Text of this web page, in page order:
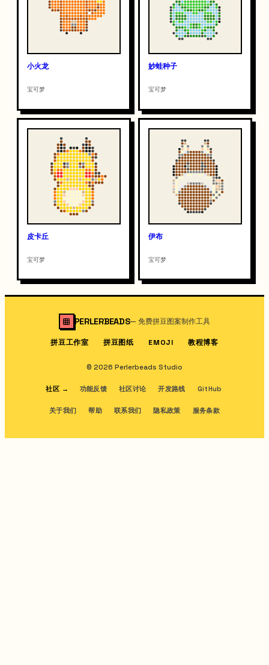
小火龙
宝可梦
妙蛙种子
宝可梦
皮卡丘
宝可梦
伊布
宝可梦
PERLERBEADS—免费拼豆图案制作工具
拼豆工作室 拼豆图纸 EMOJI 教程博客
© 2026 Perlerbeads Studio
社区 → 功能反馈 社区讨论 开发路线 GitHub
关于我们 帮助 联系我们 隐私政策 服务条款